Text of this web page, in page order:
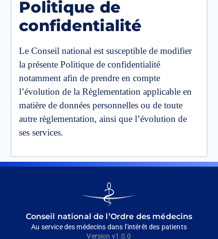
Politique de
confidentialité
Le Conseil national est susceptible de modifier
la présente Politique de confidentialité
notamment afin de prendre en compte
l’évolution de la Règlementation applicable en
matière de données personnelles ou de toute
autre règlementation, ainsi que l’évolution de
ses services.
Go
to
homepage
Conseil national de l’Ordre des médecins
Au service des médecins dans l’intérêt des patients
Version v1.0.0